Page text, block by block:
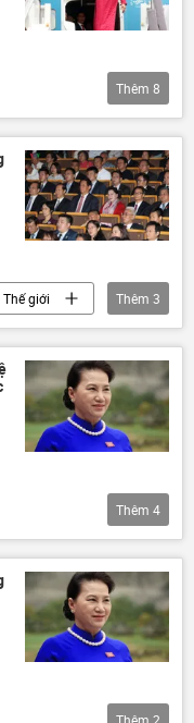
Quốc
Lam
Thêm 8
Thế giới
Thêm 3
Thêm 4